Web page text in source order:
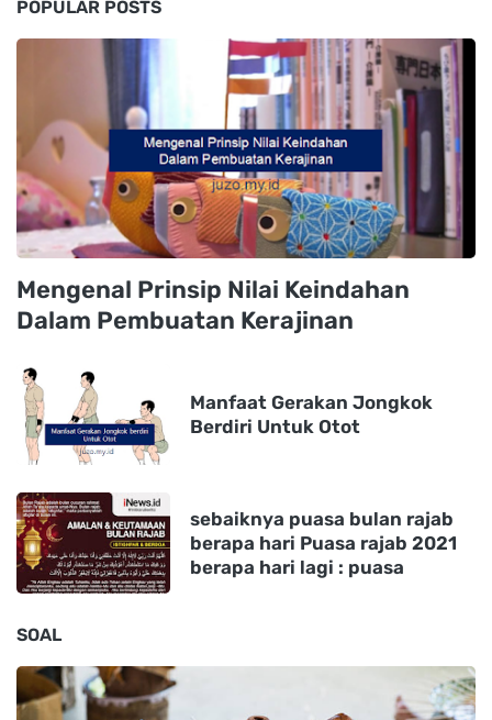
POPULAR POSTS
Mengenal Prinsip Nilai Keindahan
Dalam Pembuatan Kerajinan
Manfaat Gerakan Jongkok
Berdiri Untuk Otot
sebaiknya puasa bulan rajab
berapa hari Puasa rajab 2021
berapa hari lagi : puasa
SOAL